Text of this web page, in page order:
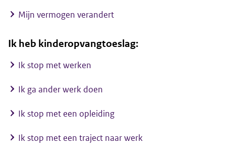
Mijn vermogen verandert
Ik heb kinderopvangtoeslag:
Ik stop met werken
Ik ga ander werk doen
Ik stop met een opleiding
Ik stop met een traject naar werk